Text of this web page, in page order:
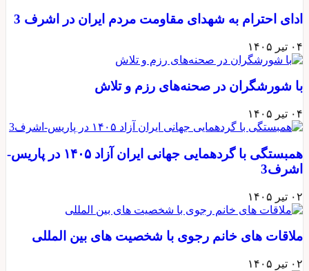
ادای احترام به شهدای مقاومت مردم ایران در اشرف 3
۰۴ تیر ۱۴۰۵
با شورشگران در صحنه‌های رزم و تلاش
۰۴ تیر ۱۴۰۵
همبستگی با گردهمایی جهانی ایران آزاد ۱۴۰۵ در پاریس-
اشرف3
۰۲ تیر ۱۴۰۵
ملاقات های خانم رجوی با شخصیت های بین المللی
۰۲ تیر ۱۴۰۵